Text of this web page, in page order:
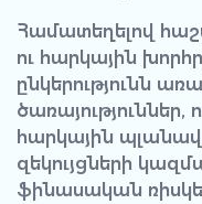
Համատեղելով
ու հարկային
ընկերությունն
ծառայություններ,
հարկային
զեկույցների
ֆինասական